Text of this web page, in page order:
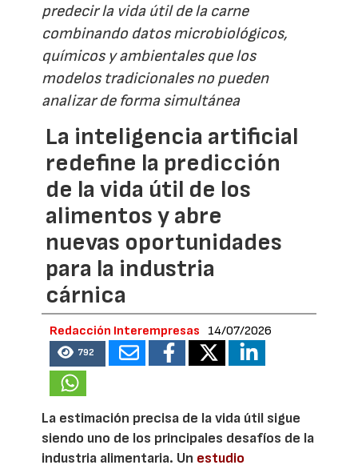
predecir la vida útil de la carne
combinando datos microbiológicos,
químicos y ambientales que los
modelos tradicionales no pueden
analizar de forma simultánea
La inteligencia artificial
redefine la predicción
de la vida útil de los
alimentos y abre
nuevas oportunidades
para la industria
cárnica
Redacción Interempresas 14/07/2026
792
La estimación precisa de la vida útil sigue
siendo uno de los principales desafíos de la
industria alimentaria. Un estudio